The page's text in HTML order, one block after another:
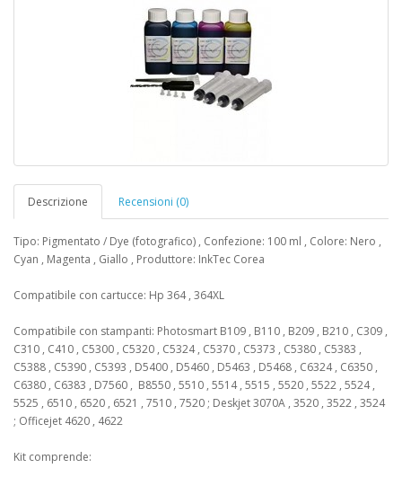
Descrizione Recensioni (0)
Tipo: Pigmentato / Dye (fotografico) , Confezione: 100 ml , Colore: Nero ,
Cyan , Magenta , Giallo , Produttore: InkTec Corea
Compatibile con cartucce: Hp 364 , 364XL
Compatibile con stampanti: Photosmart B109 , B110 , B209 , B210 , C309 ,
C310 , C410 , C5300 , C5320 , C5324 , C5370 , C5373 , C5380 , C5383 ,
C5388 , C5390 , C5393 , D5400 , D5460 , D5463 , D5468 , C6324 , C6350 ,
C6380 , C6383 , D7560 , B8550 , 5510 , 5514 , 5515 , 5520 , 5522 , 5524 ,
5525 , 6510 , 6520 , 6521 , 7510 , 7520 ; Deskjet 3070A , 3520 , 3522 , 3524
; Officejet 4620 , 4622
Kit comprende: